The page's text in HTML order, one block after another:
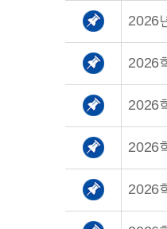
2026
2026
2026
2026
2026